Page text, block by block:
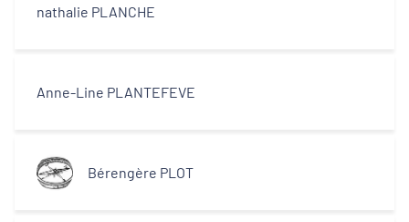
nathalie PLANCHE
Anne-Line PLANTEFEVE
Bérengère PLOT